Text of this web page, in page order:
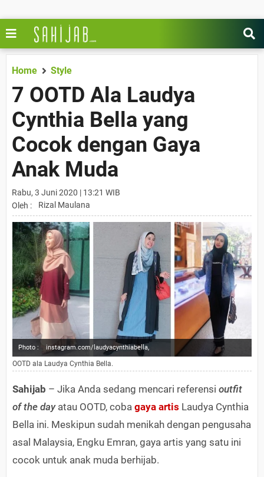
Home Style
7 OOTD Ala Laudya
Cynthia Bella yang
Cocok dengan Gaya
Anak Muda
Rabu, 3 Juni 2020 | 13:21 WIB
Oleh :
Rizal Maulana
Photo : instagram.com/laudyacynthiabella,
OOTD ala Laudya Cynthia Bella.
Sahijab – Jika Anda sedang mencari referensi outfit
of the dayatau OOTD, coba gaya artis Laudya Cynthia
Bella ini. Meskipun sudah menikah dengan pengusaha
asal Malaysia, Engku Emran, gaya artis yang satu ini
cocok untuk anak muda berhijab.